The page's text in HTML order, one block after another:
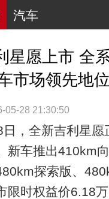
汽车
星愿上市 全
市场领先地位
05-28 21:30:50
日，全新吉利星愿
新车推出410km
探索版、
限时权益价6.18万